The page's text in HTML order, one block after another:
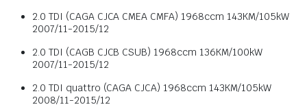
2.0 TDI (CAGA CJCA CMEA CMFA) 1968ccm 143KM/105kW
2007/11-2015/12
2.0 TDI (CAGB CJCB CSUB) 1968ccm 136KM/100kW
2007/11-2015/12
2.0 TDI quattro (CAGA CJCA) 1968ccm 143KM/105kW
2008/11-2015/12